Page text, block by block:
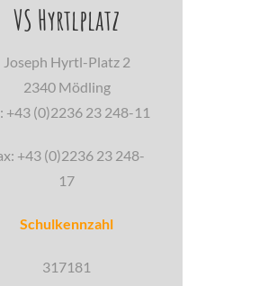
VS Hyrtlplatz
Joseph Hyrtl-Platz 2
2340 Mödling
+43 (0)2236 23 248-11
+43 (0)2236 23 248-
17
Schulkennzahl
317181